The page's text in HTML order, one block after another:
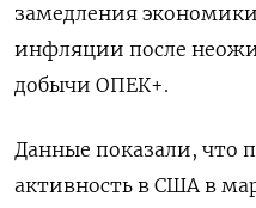
замедления
инфляции после
добычи ОПЕК+.
Данные показали, что
активность в США в